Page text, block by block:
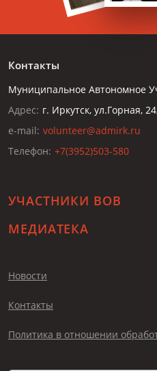
Контакты
Муниципальное Автономное
Адрес: г. Иркутск, ул.Горная,
e-mail: volunteer@admirk.ru
Телефон: +7(3952)503-580
УЧАСТНИКИ ВОВ
МЕДИАТЕКА
Новости
Контакты
Политика в отношении